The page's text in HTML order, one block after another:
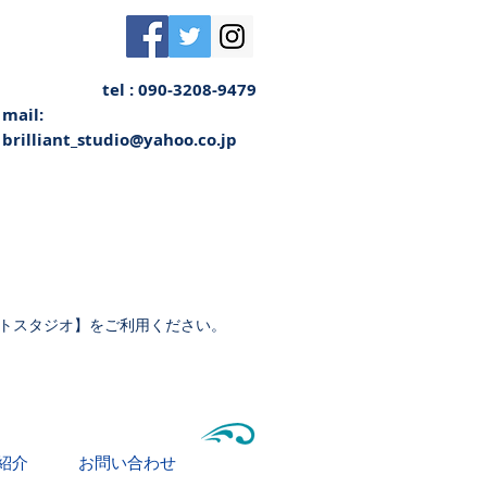
tel : 090-3208-9479
mail:
brilliant_studio@yahoo.co.jp
タジオ】をご利用ください。
介 お問い合わせ